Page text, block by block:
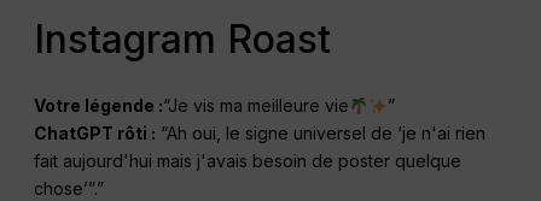
Instagram Roast
Votre légende :“Je vis ma meilleure vie
”
ChatGPT rôti : “Ah oui, le signe universel de ‘je n'ai rien
fait aujourd'hui mais j'avais besoin de poster quelque
chose’”.”